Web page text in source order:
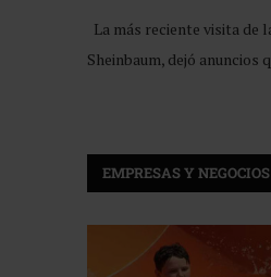
La más reciente visita de
Sheinbaum, dejó anuncios
EMPRESAS Y NEGOCIOS